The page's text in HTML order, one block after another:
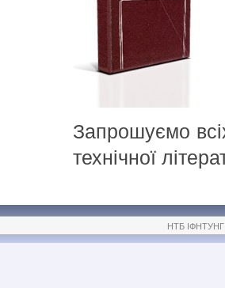
Запрошуємо
технічної
НТБ ІФНТУНГ